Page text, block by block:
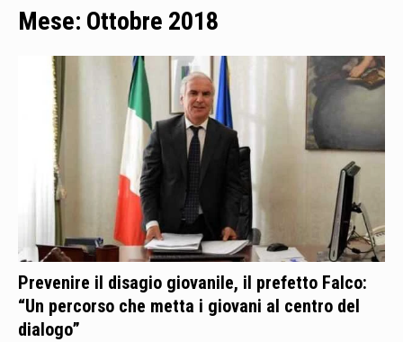
Mese: Ottobre 2018
Prevenire il disagio giovanile, il prefetto Falco:
“Un percorso che metta i giovani al centro del
dialogo”